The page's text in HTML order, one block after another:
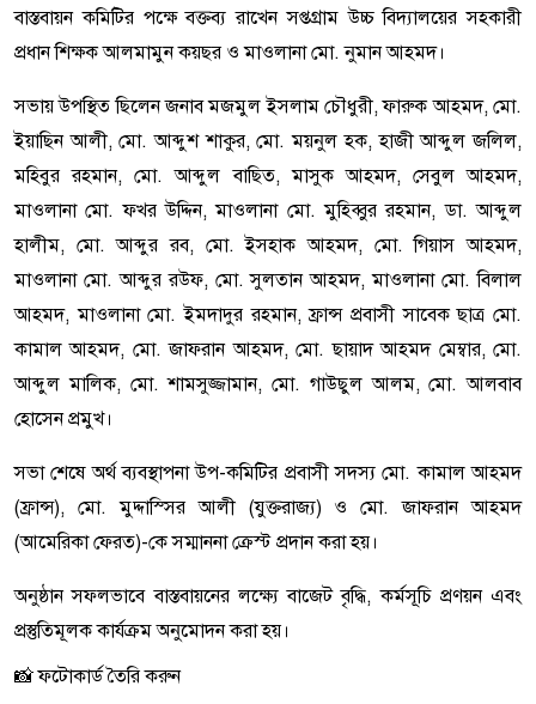
বাস্তবায়ন কমিটির পক্ষে বক্তব্য রাখেন সপ্তগ্রাম উচ্চ বিদ্যালয়ের সহকারী
প্রধান শিক্ষক আলমামুন কয়ছর ও মাওলানা মো. নুমান আহমদ।
সভায় উপস্থিত ছিলেন জনাব মজমুল ইসলাম চৌধুরী, ফারুক আহমদ, মো.
ইয়াছিন আলী, মো. আব্দুশ শাকুর, মো. ময়নুল হক, হাজী আব্দুল জলিল,
মহিবুর রহমান, মো. আব্দুল বাছিত, মাসুক আহমদ, সেবুল আহমদ,
মাওলানা মো. ফখর উদ্দিন, মাওলানা মো. মুহিব্বুর রহমান, ডা. আব্দুল
হালীম, মো. আব্দুর রব, মো. ইসহাক আহমদ, মো. গিয়াস আহমদ,
মাওলানা মো. আব্দুর রউফ, মো. সুলতান আহমদ, মাওলানা মো. বিলাল
আহমদ, মাওলানা মো. ইমদাদুর রহমান, ফ্রান্স প্রবাসী সাবেক ছাত্র মো.
কামাল আহমদ, মো. জাফরান আহমদ, মো. ছায়াদ আহমদ মেম্বার, মো.
আব্দুল মালিক, মো. শামসুজ্জামান, মো. গাউছুল আলম, মো. আলবাব
হোসেন প্রমুখ।
সভা শেষে অর্থ ব্যবস্থাপনা উপ-কমিটির প্রবাসী সদস্য মো. কামাল আহমদ
(ফ্রান্স), মো. মুদ্দাস্সির আলী (যুক্তরাজ্য) ও মো. জাফরান আহমদ
(আমেরিকা ফেরত)-কে সম্মাননা ক্রেস্ট প্রদান করা হয়।
অনুষ্ঠান সফলভাবে বাস্তবায়নের লক্ষ্যে বাজেট বৃদ্ধি, কর্মসূচি প্রণয়ন এবং
প্রস্তুতিমূলক কার্যক্রম অনুমোদন করা হয়।
📸 ফটোকার্ড তৈরি করুন